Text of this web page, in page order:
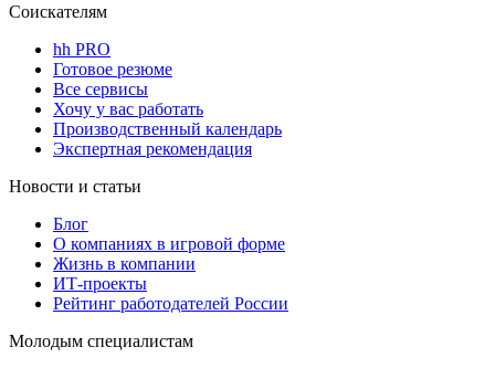
Соискателям
hh PRO
Готовое резюме
Все сервисы
Хочу у вас работать
Производственный календарь
Экспертная рекомендация
Новости и статьи
Блог
О компаниях в игровой форме
Жизнь в компании
ИТ-проекты
Рейтинг работодателей России
Молодым специалистам